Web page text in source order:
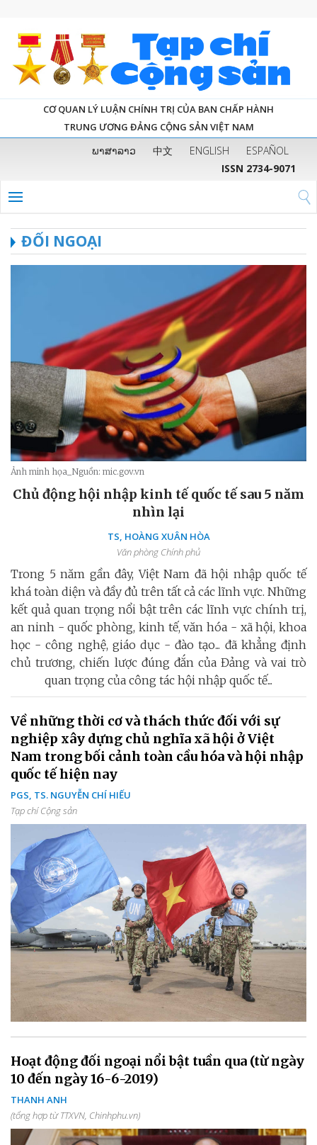
CƠ QUAN LÝ LUẬN CHÍNH TRỊ CỦA BAN CHẤP HÀNH
TRUNG ƯƠNG ĐẢNG CỘNG SẢN VIỆT NAM
ພາສາລາວ 中文 ENGLISH
ESPAÑOL
ISSN 2734-9071
ĐỐI NGOẠI
Ảnh minh họa_Nguồn: mic.gov.vn
Chủ động hội nhập kinh tế quốc tế sau 5 năm
nhìn lại
TS, HOÀNG XUÂN HÒA
Văn phòng Chính phủ
Trong 5 năm gần đây, Việt Nam đã hội nhập quốc tế
khá toàn diện và đầy đủ trên tất cả các lĩnh vực. Những
kết quả quan trọng nổi bật trên các lĩnh vực chính trị,
an ninh - quốc phòng, kinh tế, văn hóa - xã hội, khoa
học - công nghệ, giáo dục - đào tạo... đã khẳng định
chủ trương, chiến lược đúng đắn của Đảng và vai trò
quan trọng của công tác hội nhập quốc tế...
Về những thời cơ và thách thức đối với sự
nghiệp xây dựng chủ nghĩa xã hội ở Việt
Nam trong bối cảnh toàn cầu hóa và hội nhập
quốc tế hiện nay
PGS, TS. NGUYỄN CHÍ HIẾU
Tạp chí Cộng sản
Hoạt động đối ngoại nổi bật tuần qua (từ ngày
10 đến ngày 16-6-2019)
THANH ANH
(tổng hợp từ TTXVN, Chinhphu.vn)